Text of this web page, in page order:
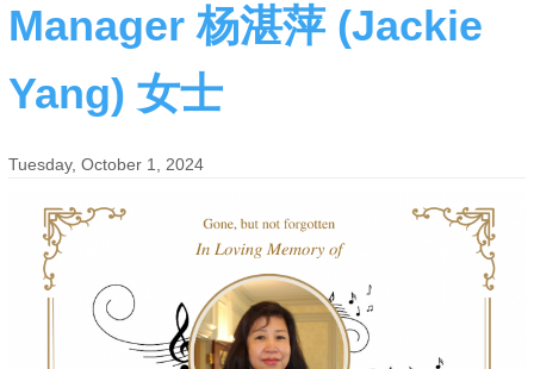
Manager 杨湛萍 (Jackie
Yang) 女士
Tuesday, October 1, 2024